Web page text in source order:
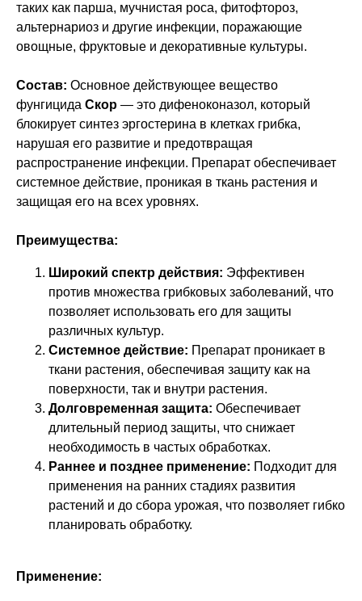
таких как парша, мучнистая роса, фитофтороз,
альтернариоз и другие инфекции, поражающие
овощные, фруктовые и декоративные культуры.
Состав: Основное действующее вещество
фунгицида Скор — это дифеноконазол, который
блокирует синтез эргостерина в клетках грибка,
нарушая его развитие и предотвращая
распространение инфекции. Препарат обеспечивает
системное действие, проникая в ткань растения и
защищая его на всех уровнях.
Преимущества:
Широкий спектр действия: Эффективен
против множества грибковых заболеваний, что
позволяет использовать его для защиты
различных культур.
Системное действие: Препарат проникает в
ткани растения, обеспечивая защиту как на
поверхности, так и внутри растения.
Долговременная защита: Обеспечивает
длительный период защиты, что снижает
необходимость в частых обработках.
Раннее и позднее применение: Подходит для
применения на ранних стадиях развития
растений и до сбора урожая, что позволяет гибко
планировать обработку.
Применение: